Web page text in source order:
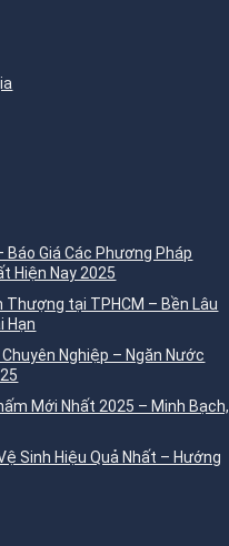
Giá Các Phương Pháp
Hiện Nay 2025
Thượng tại TPHCM – Bền Lâu
Hạn
Nghiệp – Ngăn Nước
Mới Nhất 2025 – Minh Bạch,
Sinh Hiệu Quả Nhất – Hướng